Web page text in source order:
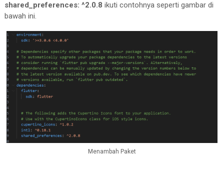
shared_preferences: ^2.0.8 ikuti contohnya seperti gambar di
bawah ini.
Menambah Paket